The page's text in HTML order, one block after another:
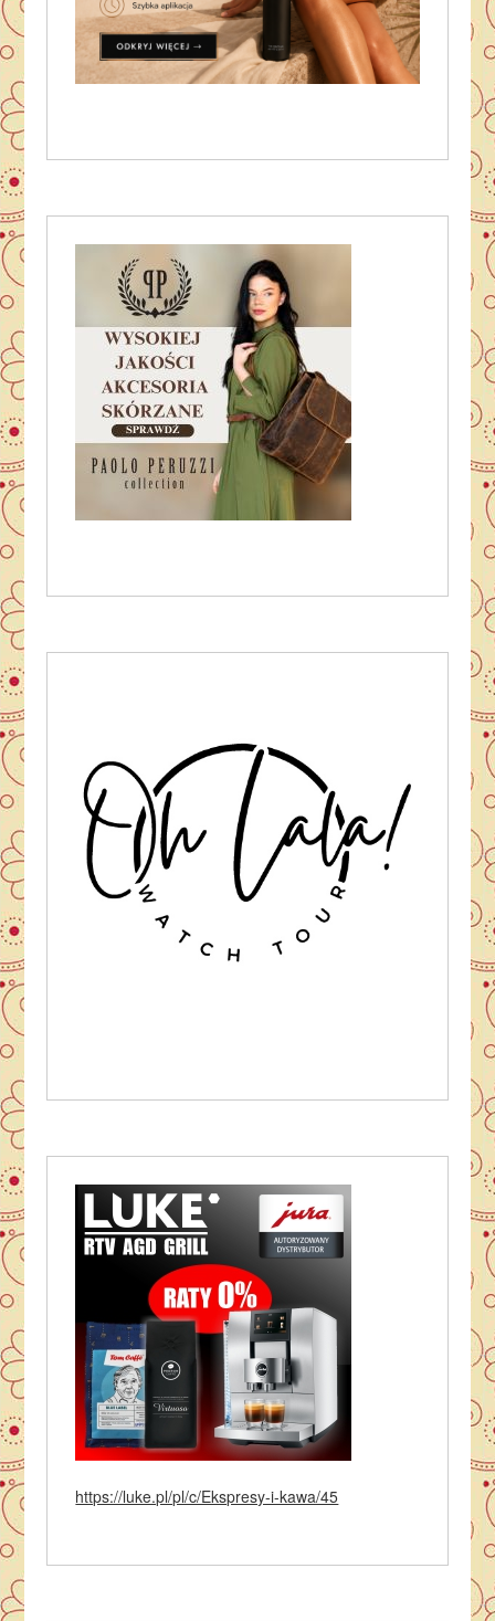
https://luke.pl/pl/c/Ekspresy-i-kawa/45